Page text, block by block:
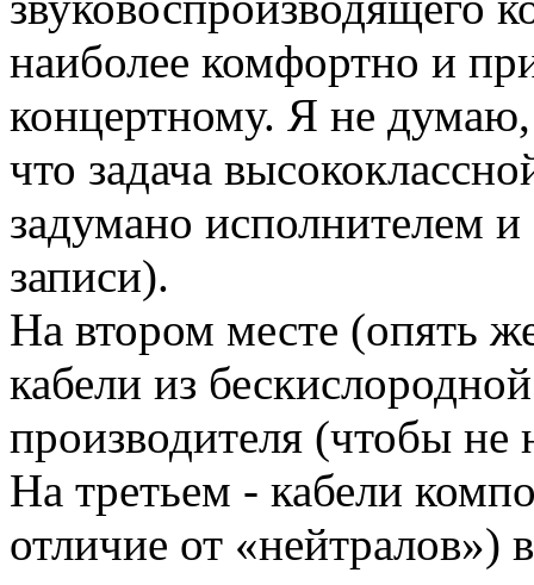
наиболее комфортно и
концертному. Я не
что задача
задумано исполнителем
записи).
На втором месте (опять
кабели из
производителя (чтобы не
На третьем - кабели
отличие от «нейтралов»)